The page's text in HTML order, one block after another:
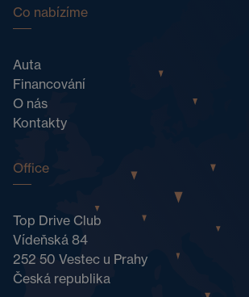
Co nabízíme
Auta
Financování
O nás
Kontakty
Office
Top Drive Club
Vídeňská 84
252 50 Vestec u Prahy
Česká republika